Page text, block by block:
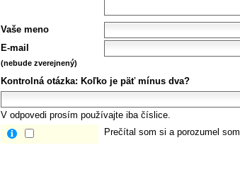
Vaše meno
E-mail
(nebude zverejnený)
Kontrolná otázka: Koľko je päť mínus dva?
V odpovedi prosím používajte iba číslice.
Prečítal som si a porozumel som